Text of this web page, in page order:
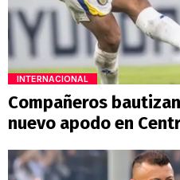
INTERNACIONAL
Compañeros
nuevo apodo en